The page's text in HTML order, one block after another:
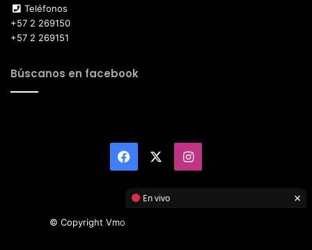
Teléfonos
+57 2 269150
+57 2 269151
Búscanos en facebook
Facebook Instagram
© Copyright Vmotor TI 2026, All Rights Reserved
En vivo ×